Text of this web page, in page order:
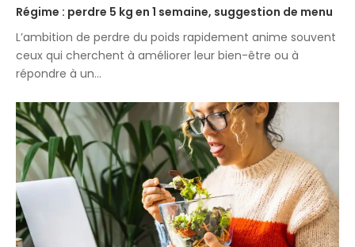
Régime : perdre 5 kg en 1 semaine, suggestion de menu
L’ambition de perdre du poids rapidement anime souvent
ceux qui cherchent à améliorer leur bien-être ou à
répondre à un…